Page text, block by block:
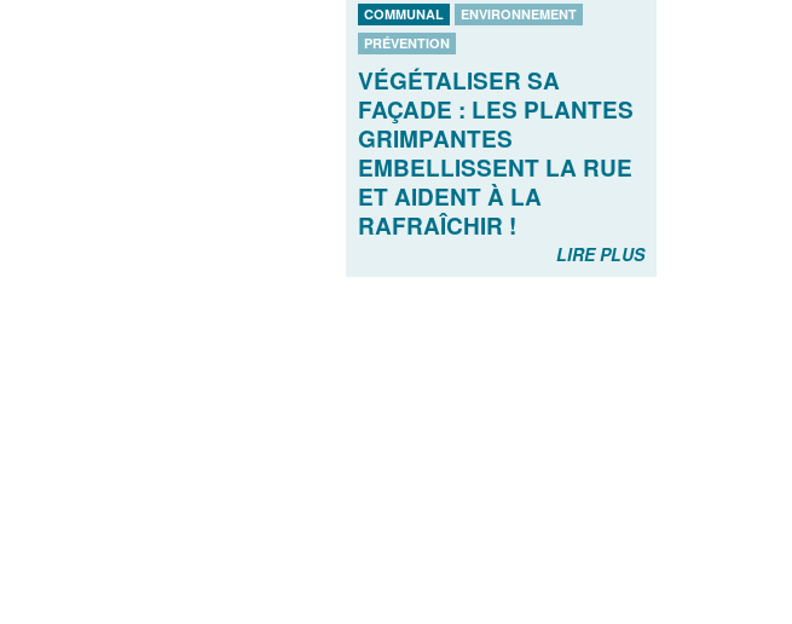
COMMUNAL
ENVIRONNEMENT
PRÉVENTION
VÉGÉTALISER SA
FAÇADE : LES PLANTES
GRIMPANTES
EMBELLISSENT LA RUE
ET AIDENT À LA
RAFRAÎCHIR !
LIRE PLUS